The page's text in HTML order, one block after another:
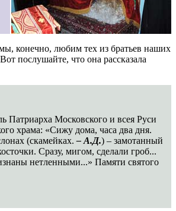
конечно, любим тех из братьев наших
послушайте, что она рассказала
Московского и всея Руси
храма: «Сижу дома, часа два дня.
(скамейках.– А.Д.) – замотанный
Сразу, мигом, сделали гроб...
нетленными...» Памяти святого